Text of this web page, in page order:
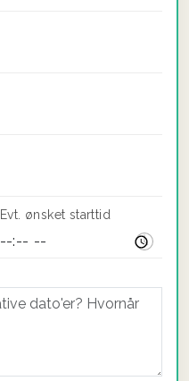
Evt. ønsket starttid